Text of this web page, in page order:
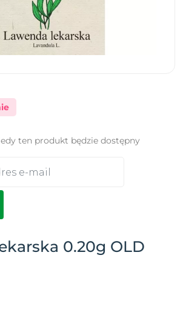
ten produkt będzie dostępny
0.20g OLD